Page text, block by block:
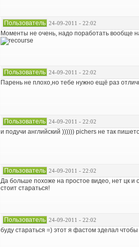
Пользователь 24-09-2011 - 22:02
Моменты не очень, надо поработать вообще
Пользователь 24-09-2011 - 22:02
Парень не плохо,но тебе нужно ещё раз
Пользователь 24-09-2011 - 22:02
и подучи английский )))))) pichers не так
Пользователь 24-09-2011 - 22:02
Да больше похоже на простое видео, нет цк
стоит стараться!
Пользователь 24-09-2011 - 22:02
буду стараться =) этот я фастом зделал